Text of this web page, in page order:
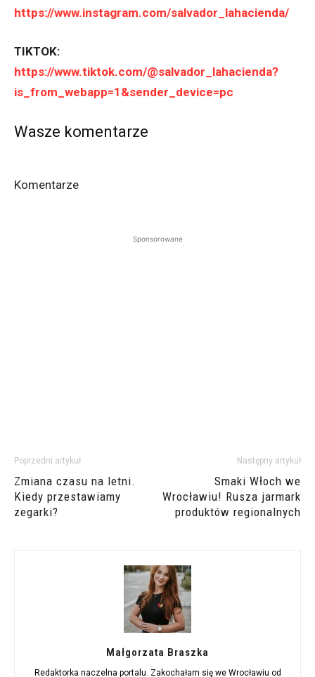
https://www.instagram.com/salvador_lahacienda/
TIKTOK:
https://www.tiktok.com/@salvador_lahacienda?
is_from_webapp=1&sender_device=pc
Wasze komentarze
Komentarze
Sponsorowane
Poprzedni artykuł
Zmiana czasu na letni.
Kiedy przestawiamy
zegarki?
Następny artykuł
Smaki Włoch we
Wrocławiu! Rusza jarmark
produktów regionalnych
Małgorzata Braszka
Redaktorka naczelna portalu. Zakochałam się we Wrocławiu od